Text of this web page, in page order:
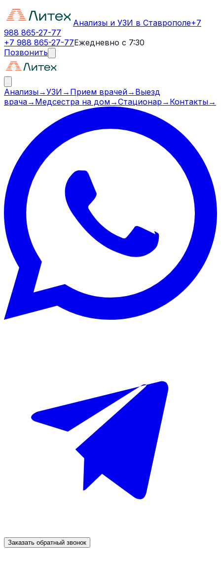
Анализы и УЗИ в Ставрополе+7
988 865-27-77
+7 988 865-27-77Ежедневно с 7:30
Позвонить
Анализы→УЗИ → Прием врачей→ Выезд
врача→ Медсестра на дом→Стационар → Контакты→
Заказать обратный звонок